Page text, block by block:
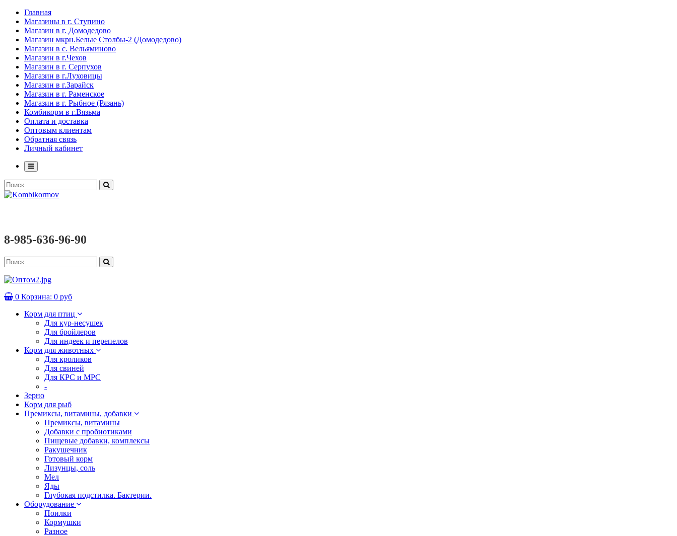
Главная
Магазины в г. Ступино
Магазин в г. Домодедово
Магазин мкрн.Белые Столбы-2 (Домодедово)
Магазин в с. Вельяминово
Магазин в г.Чехов
Магазин в г. Серпухов
Магазин в г.Луховицы
Магазин в г.Зарайск
Магазин в г. Раменское
Магазин в г. Рыбное (Рязань)
Комбикорм в г.Вязьма
Оплата и доставка
Оптовым клиентам
Обратная связь
Личный кабинет
8-985-636-96-90
0 Корзина: 0 руб
Корм для птиц
Для кур-несушек
Для бройлеров
Для индеек и перепелов
Корм для животных
Для кроликов
Для свиней
Для КРС и МРС
-
Зерно
Корм для рыб
Премиксы, витамины, добавки
Премиксы, витамины
Добавки с пробиотиками
Пищевые добавки, комплексы
Ракушечник
Готовый корм
Лизунцы, соль
Мел
Яды
Глубокая подстилка. Бактерии.
Оборудование
Поилки
Кормушки
Разное